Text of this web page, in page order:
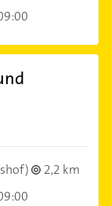
2,2 km